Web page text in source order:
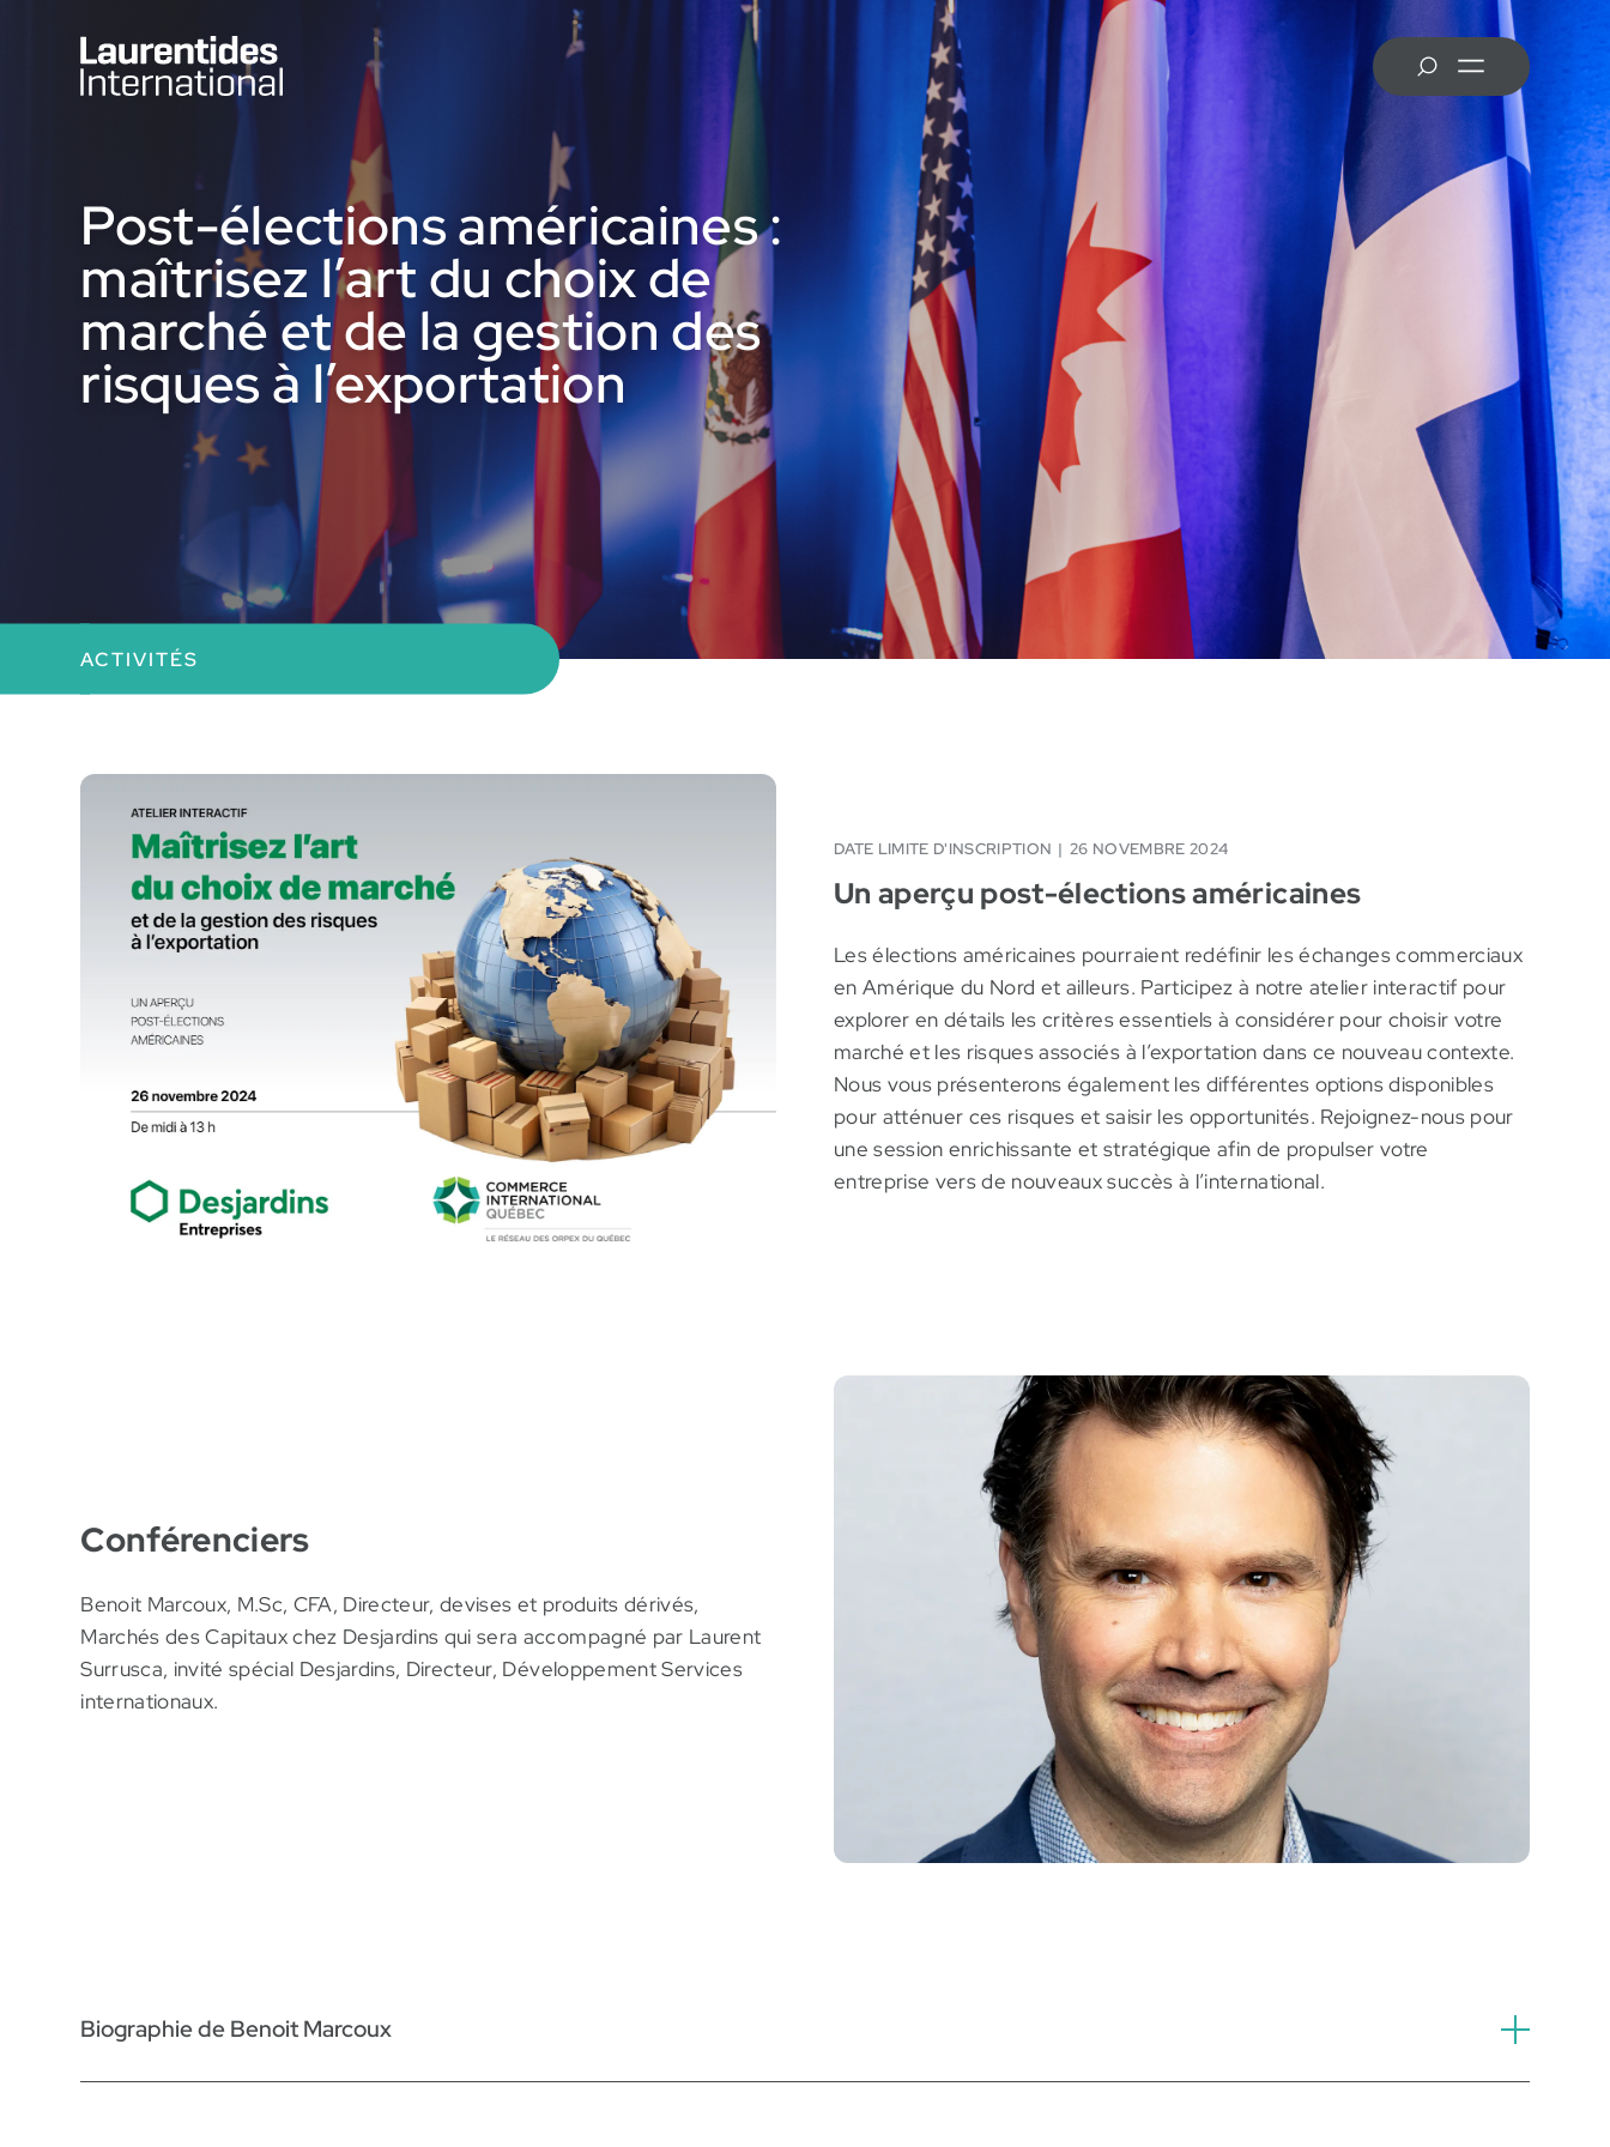
MRC des Laurentides
MRC des Pays-d’en-Haut
MRC de Thérèse-De Blainville
Ville de Mirabel
MRC d’Antoine-Labelle
MRC d’Argenteuil
MRC Deux-Montagnes
MRC de la Rivière-du-Nord
Post-élections américaines :
maîtrisez l’art du choix de
marché et de la gestion des
risques à l’exportation
ACTIVITÉS
DATE LIMITE D'INSCRIPTION 26 NOVEMBRE 2024
Un aperçu post-élections américaines
Les élections américaines pourraient redéfinir les échanges commerciaux
en Amérique du Nord et ailleurs. Participez à notre atelier interactif pour
explorer en détails les critères essentiels à considérer pour choisir votre
marché et les risques associés à l’exportation dans ce nouveau contexte.
Nous vous présenterons également les différentes options disponibles
pour atténuer ces risques et saisir les opportunités. Rejoignez-nous pour
une session enrichissante et stratégique afin de propulser votre
entreprise vers de nouveaux succès à l’international.
Conférenciers
Benoit Marcoux, M.Sc, CFA, Directeur, devises et produits dérivés,
Marchés des Capitaux chez Desjardins qui sera accompagné par Laurent
Surrusca, invité spécial Desjardins, Directeur, Développement Services
internationaux.
Biographie de Benoit Marcoux